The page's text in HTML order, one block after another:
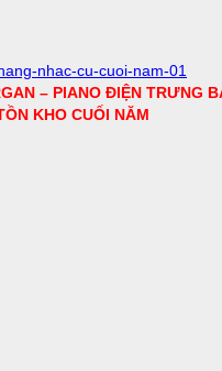
– PIANO ĐIỆN TRƯNG
KHO CUỐI NĂM